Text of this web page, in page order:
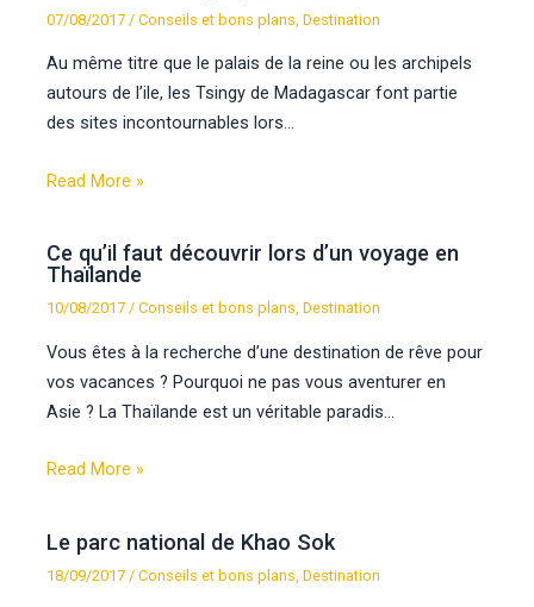
07/08/2017 /Conseils et bons plans ,Destination
Au même titre que le palais de la reine ou les archipels
autours de l’ile, les Tsingy de Madagascar font partie
des sites incontournables lors…
Read More »
Ce qu’il faut découvrir lors d’un voyage en
Thaïlande
10/08/2017/Conseils et bons plans,Destination
Vous êtes à la recherche d’une destination de rêve pour
vos vacances ? Pourquoi ne pas vous aventurer en
Asie ? La Thaïlande est un véritable paradis…
Read More »
Le parc national de Khao Sok
18/09/2017 /Conseils et bons plans ,Destination